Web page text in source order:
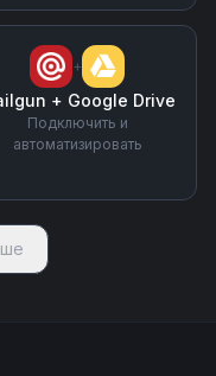
+
+ Google Drive
Подключить и
автоматизировать